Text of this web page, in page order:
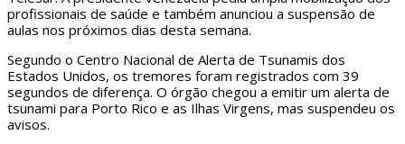
profissionais de saúde e também anunciou a suspensão de
aulas nos próximos dias desta semana.
Segundo o Centro Nacional de Alerta de Tsunamis dos
Estados Unidos, os tremores foram registrados com 39
segundos de diferença. O órgão chegou a emitir um alerta de
tsunami para Porto Rico e as Ilhas Virgens, mas suspendeu os
avisos.